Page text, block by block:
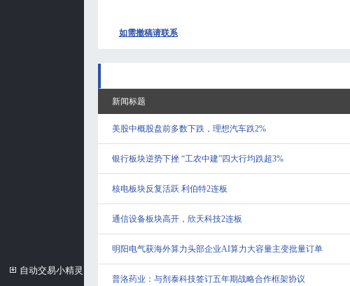
自动交易小精灵
如需撤稿请联系
新闻标题
美股中概股盘前多数下跌，理想汽车跌2%
银行板块逆势下挫 “工农中建”四大行均跌超3%
核电板块反复活跃 利伯特2连板
通信设备板块高开，欣天科技2连板
明阳电气获海外算力头部企业AI算力大容量主变批量订单
普洛药业：与剂泰科技签订五年期战略合作框架协议